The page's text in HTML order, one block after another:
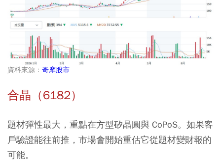
資料來源： 奇摩股市
合晶（6182）
題材彈性最大，重點在方型矽晶圓與 CoPoS。如果客
戶驗證能往前推，市場會開始重估它從題材變財報的
可能。